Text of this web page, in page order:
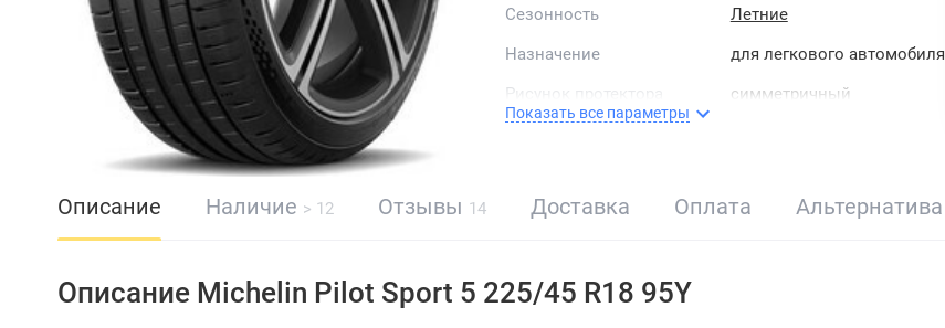
Сезонность
Летние
Назначение
для легкового автомобиля
Рисунок протектора
симметричный
Усиленная боковина
XL
Год производства
Показать все параметры
Описание Наличие > 12 Отзывы 14 Доставка Оплата Альтернатива
Описание Michelin Pilot Sport 5 225/45 R18 95Y